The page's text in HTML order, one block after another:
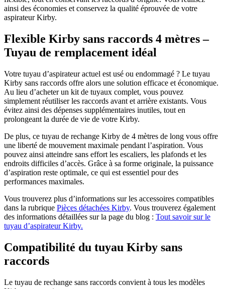
ainsi des économies et conservez la qualité éprouvée de votre
aspirateur Kirby.
Flexible Kirby sans raccords 4 mètres –
Tuyau de remplacement idéal
Votre tuyau d’aspirateur actuel est usé ou endommagé ? Le tuyau
Kirby sans raccords offre alors une solution efficace et économique.
Au lieu d’acheter un kit de tuyaux complet, vous pouvez
simplement réutiliser les raccords avant et arrière existants. Vous
évitez ainsi des dépenses supplémentaires inutiles, tout en
prolongeant la durée de vie de votre Kirby.
De plus, ce tuyau de rechange Kirby de 4 mètres de long vous offre
une liberté de mouvement maximale pendant l’aspiration. Vous
pouvez ainsi atteindre sans effort les escaliers, les plafonds et les
endroits difficiles d’accès. Grâce à sa forme originale, la puissance
d’aspiration reste optimale, ce qui est essentiel pour des
performances maximales.
Vous trouverez plus d’informations sur les accessoires compatibles
dans la rubrique Pièces détachées Kirby. Vous trouverez également
des informations détaillées sur la page du blog : Tout savoir sur le
tuyau d’aspirateur Kirby.
Compatibilité du tuyau Kirby sans
raccords
Le tuyau de rechange sans raccords convient à tous les modèles